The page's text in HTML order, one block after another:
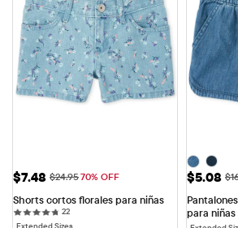
Precio de venta: $7.48
$7.48 Precio original: $24.95
$24.9570% OFF
Shorts cortos florales para niñas
2222 reviews
Extended Sizes
Precio
$5.08
para niñas